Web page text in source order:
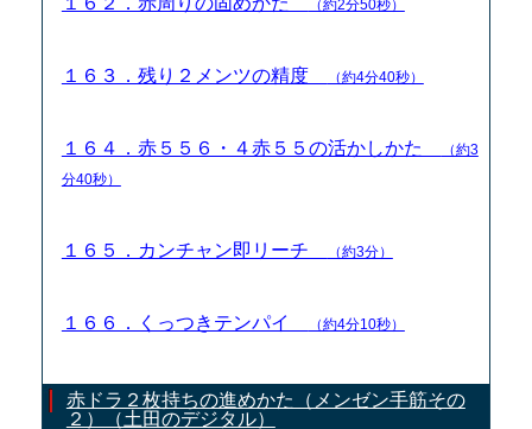
（約2分50秒）
１６３．残り２メンツの精度 （約4分40秒）
１６４．赤５５６・４赤５５の活かしかた
（約3
分40秒）
１６５．カンチャン即リーチ （約3分）
１６６．くっつきテンパイ （約4分10秒）
赤ドラ２枚持ちの進めかた（メンゼン手筋その
２）（土田のデジタル）